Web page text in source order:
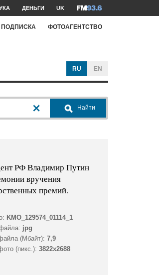
ДЕНЬГИ UK
ПОДПИСКА ФОТОАГЕНТСТВО
RU EN
Найти
РФ Владимир Путин
вручения
премий.
KMO_129574_01114_1
jpg
(Мбайт): 7,9
(пикс.): 3822x2688